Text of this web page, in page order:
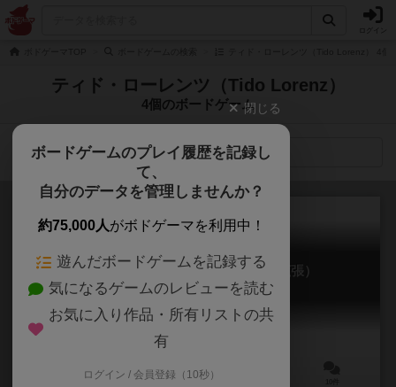
ティド・ローレンツ（Tido Lorenz）
4個のボードゲーム
検索メニュー
ワイナリーの四季：ラインガウ（拡張）
Viticulture: Visit from the Rhine Valley
60～90分
閉じる
ボードゲームのプレイ履歴を記録し
て、
自分のデータを管理しませんか？
約75,000人がボドゲーマを利用中！
遊んだボードゲームを記録する
気になるゲームのレビューを読む
お気に入り作品・所有リストの共
有
ログイン / 会員登録（10秒）